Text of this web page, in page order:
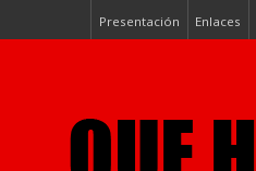
Presentación Enlaces